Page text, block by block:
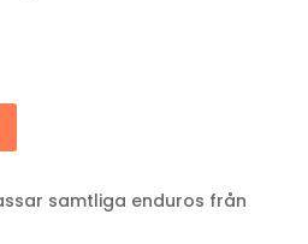
samtliga enduros från